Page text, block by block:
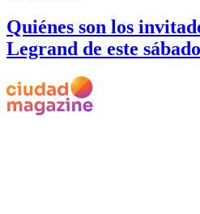
Quiénes son los
Legrand de este